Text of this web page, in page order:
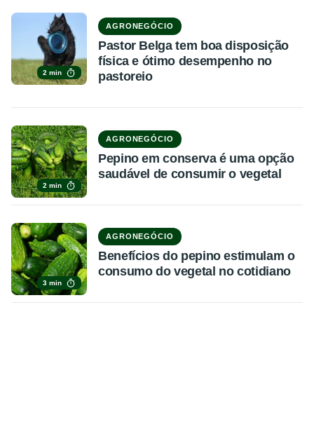
2 min
AGRONEGÓCIO
Pastor Belga tem boa disposição
física e ótimo desempenho no
pastoreio
2 min
AGRONEGÓCIO
Pepino em conserva é uma opção
saudável de consumir o vegetal
3 min
AGRONEGÓCIO
Benefícios do pepino estimulam o
consumo do vegetal no cotidiano